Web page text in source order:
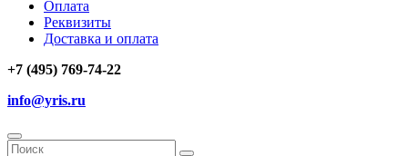
Оплата
Реквизиты
Доставка и оплата
+7 (495) 769-74-22
info@yris.ru